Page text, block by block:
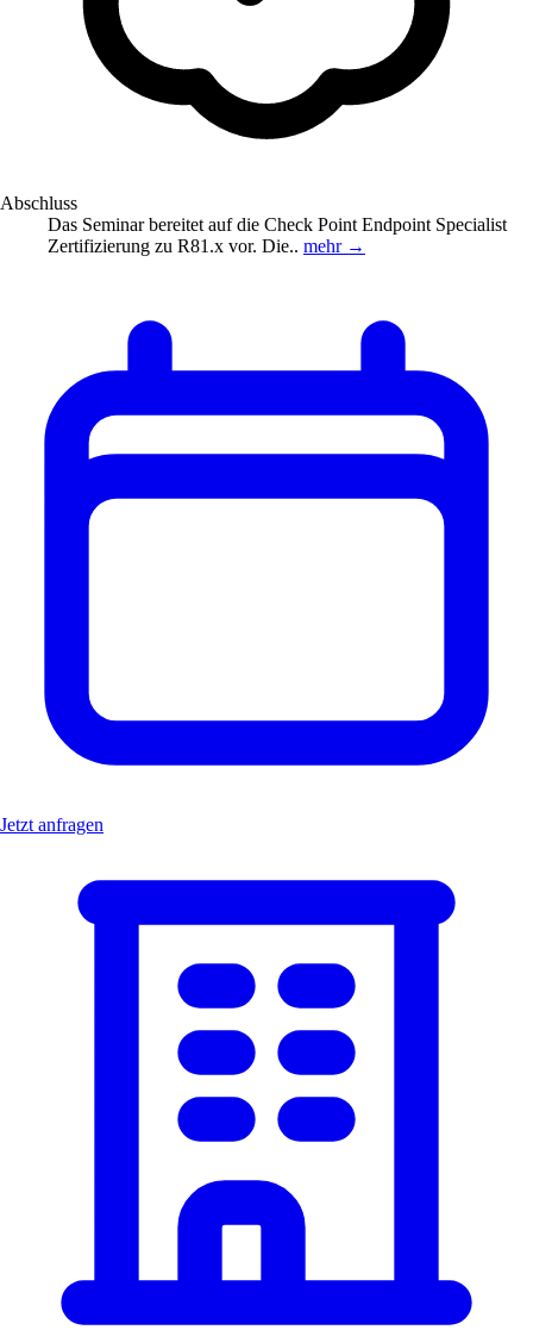
Abschluss
Das Seminar bereitet auf die Check Point Endpoint Specialist
Zertifizierung zu R81.x vor. Die.. mehr →
Jetzt anfragen